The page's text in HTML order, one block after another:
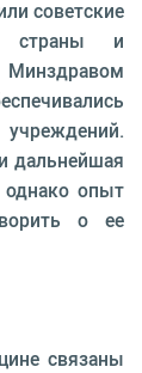
советские
страны и
Минздравом
дальнейшая
однако опыт
о ее
связаны